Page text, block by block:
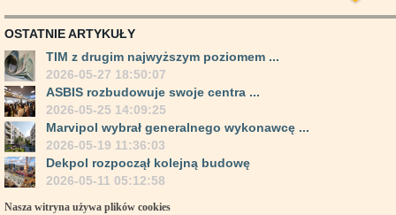
OSTATNIE ARTYKUŁY
TIM z drugim najwyższym poziomem ...
2026-05-27 18:50:07
ASBIS rozbudowuje swoje centra ...
2026-05-25 14:09:25
Marvipol wybrał generalnego wykonawcę ...
2026-05-19 11:36:03
Dekpol rozpoczął kolejną budowę
2026-05-11 05:12:58
Nasza witryna używa plików cookies